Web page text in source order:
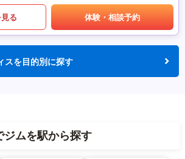
る 体験・相談予約
スを目的別に探す
ジムを駅から探す